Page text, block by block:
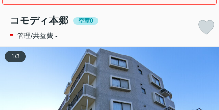
コモディ本郷 空室0
- 管理/共益費 -
1/3